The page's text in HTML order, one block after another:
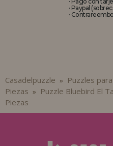
· Paypal
·
Casadelpuzzle » Puzzles
Piezas »
Puzzle Bluebird El
Piezas